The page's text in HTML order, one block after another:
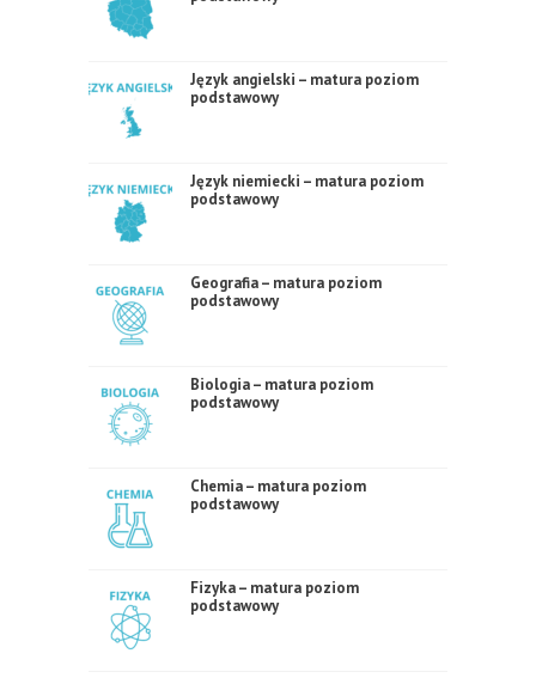
Język angielski – matura poziom
podstawowy
Język niemiecki – matura poziom
podstawowy
Geografia – matura poziom
podstawowy
Biologia – matura poziom
podstawowy
Chemia – matura poziom
podstawowy
Fizyka – matura poziom
podstawowy